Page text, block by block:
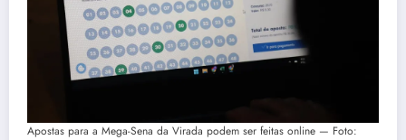
Apostas para a Mega-Sena da Virada podem ser feitas online — Foto: